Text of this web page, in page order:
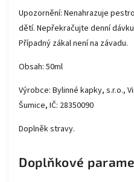
Upozornění: Nenahrazuje
dětí. Nepřekračujte denní
Případný zákal není na závadu.
Obsah: 50ml
Výrobce: Bylinné kapky, s.r.o.,
Šumice, IČ: 28350090
Doplněk stravy.
Doplňkové